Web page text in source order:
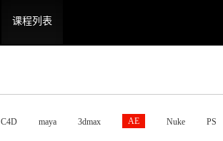
课程列表
C4D maya 3dmax AE Nuke PS